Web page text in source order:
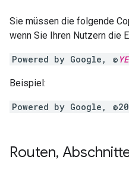
Sie müssen die folgende
wenn Sie Ihren Nutzern die
Powered by Google, ©
Beispiel:
Powered by Google,
Routen,